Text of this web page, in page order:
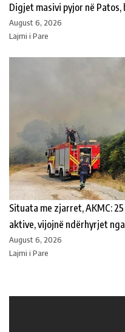
Digjet masivi pyjor në
August 6, 2026
Lajmi i Pare
Situata me zjarret, AKMC:
aktive, vijojnë ndërhyrjet
August 6, 2026
Lajmi i Pare